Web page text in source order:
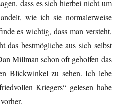
dass es sich hierbei nicht um
wie ich sie normalerweise
es wichtig, dass man versteht,
das bestmögliche aus sich selbst
Millman schon oft geholfen das
Blickwinkel zu sehen. Ich lebe
Kriegers“ gelesen habe